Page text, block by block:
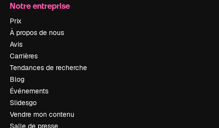
Notre entreprise
Prix
À propos de nous
Avis
Carrières
Tendances de recherche
Blog
Événements
Slidesgo
Vendre mon contenu
Salle de presse